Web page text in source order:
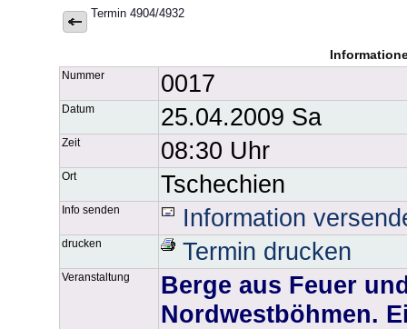
Termin 4904/4932
Nummer 0017
Datum 25.04.2009 Sa
Zeit 08:30 Uhr
Ort Tschechien
Info senden Information
drucken Termin drucken
Veranstaltung
Berge aus Feuer
Nordwestböhmen.